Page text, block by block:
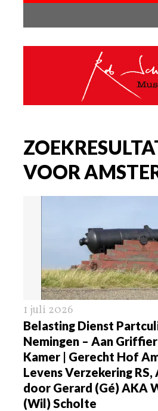
VOOR
1 juli 2026
Belasting Dienst
Nemingen – Aan
Kamer | Gerecht Hof
Levens Verzekering
door Gerard (Gé) AKA
(Wil) Scholte